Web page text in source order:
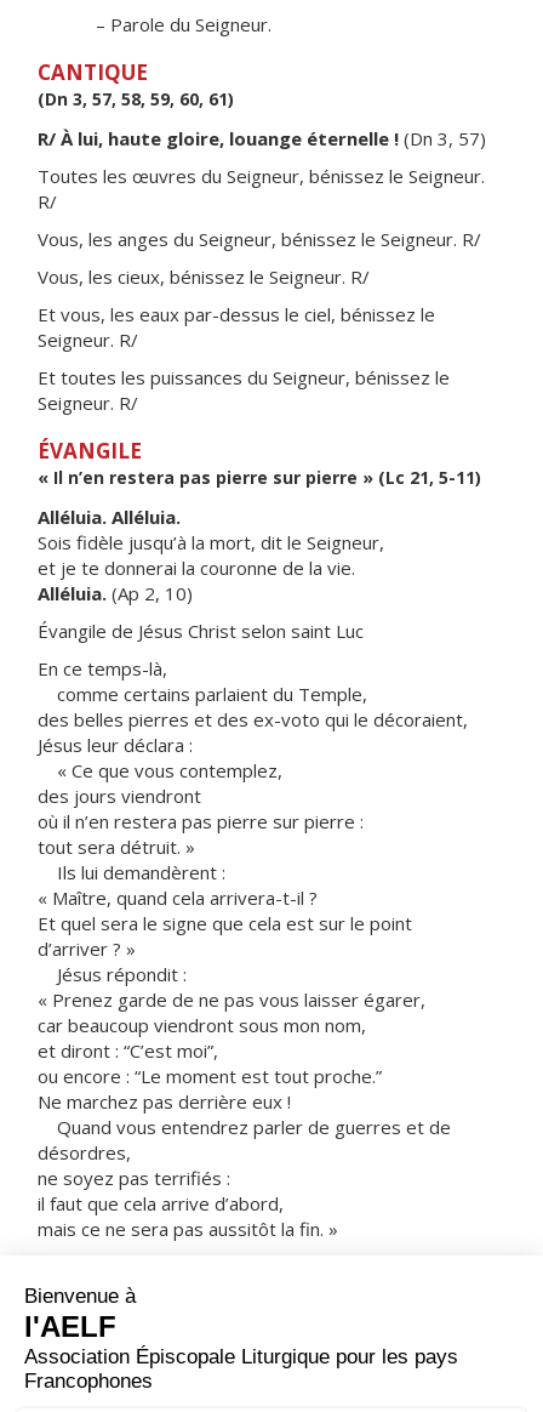
– Parole du Seigneur.
CANTIQUE
(Dn 3, 57, 58, 59, 60, 61)
R/ À lui, haute gloire, louange éternelle ! (Dn 3, 57)
Toutes les œuvres du Seigneur, bénissez le Seigneur.
R/
Vous, les anges du Seigneur, bénissez le Seigneur. R/
Vous, les cieux, bénissez le Seigneur. R/
Et vous, les eaux par-dessus le ciel, bénissez le
Seigneur. R/
Et toutes les puissances du Seigneur, bénissez le
Seigneur. R/
ÉVANGILE
« Il n’en restera pas pierre sur pierre » (Lc 21, 5-11)
Alléluia. Alléluia.
Sois fidèle jusqu’à la mort, dit le Seigneur,
et je te donnerai la couronne de la vie.
Alléluia. (Ap 2, 10)
Évangile de Jésus Christ selon saint Luc
En ce temps-là,
comme certains parlaient du Temple,
des belles pierres et des ex-voto qui le décoraient,
Jésus leur déclara :
« Ce que vous contemplez,
des jours viendront
où il n’en restera pas pierre sur pierre :
tout sera détruit. »
Ils lui demandèrent :
« Maître, quand cela arrivera-t-il ?
Et quel sera le signe que cela est sur le point
d’arriver ? »
Jésus répondit :
« Prenez garde de ne pas vous laisser égarer,
car beaucoup viendront sous mon nom,
et diront : “C’est moi”,
ou encore : “Le moment est tout proche.”
Ne marchez pas derrière eux !
Quand vous entendrez parler de guerres et de
désordres,
ne soyez pas terrifiés :
il faut que cela arrive d’abord,
mais ce ne sera pas aussitôt la fin. »
« On se dressera nation contre nation,
royaume contre royaume.
Il y aura de grands tremblements de terre
et, en divers lieux, des famines et des épidémies ;
des phénomènes effrayants surviendront,